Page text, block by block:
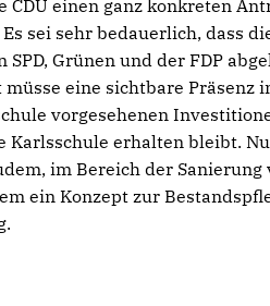
einen ganz konkreten
sei sehr bedauerlich, dass
Grünen und der FDP
eine sichtbare Präsenz
vorgesehenen
Karlsschule erhalten bleibt.
im Bereich der
ein Konzept zur